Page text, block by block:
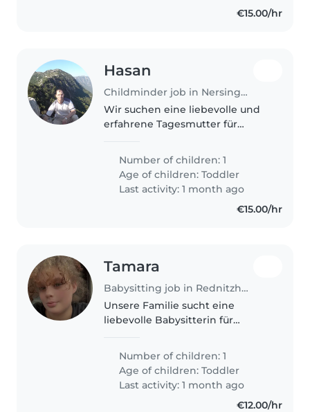
€15.00/hr
Hasan
Childminder job in Nersingen
Wir suchen eine liebevolle und
erfahrene Tagesmutter für
und energiegeladenen Kleinen.
Er ist ein neugieriges Kind, das
immer bereit ist, Neues zu
entdecken...
Number of children: 1
Age of children:Toddler
Last activity: 1 month ago
€15.00/hr
Tamara
Babysitting job in Rednitzhembach
Unsere Familie sucht eine
liebevolle Babysitterin für
Energie und immer bereit für
Abenteuer! Wir freuen uns auf
eine zuverlässige..
Number of children: 1
Age of children:Toddler
Last activity: 1 month ago
€12.00/hr